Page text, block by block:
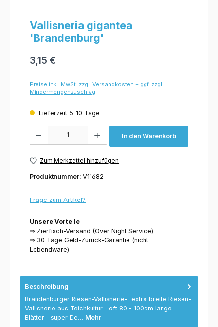
Vallisneria gigantea
'Brandenburg'
3,15 €
Preise inkl. MwSt. zzgl. Versandkosten + ggf. zzgl.
Mindermengenzuschlag
Lieferzeit 5-10 Tage
In den Warenkorb
Zum Merkzettel hinzufügen
Produktnummer: V11682
Frage zum Artikel?
Unsere Vorteile
⇒ Zierfisch-Versand (Over Night Service)
⇒ 30 Tage Geld-Zurück-Garantie (nicht
Lebendware)
Beschreibung
Brandenburger Riesen-Vallisnerie- extra breite Riesen-
Vallisnerie aus Teichkultur- oft 80 - 100cm lange
Blätter- super De… Mehr